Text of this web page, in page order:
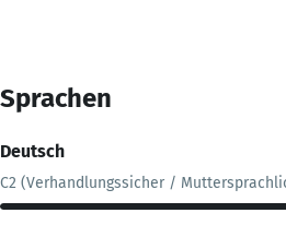
Sprachen
Deutsch
C2 (Verhandlungssicher /